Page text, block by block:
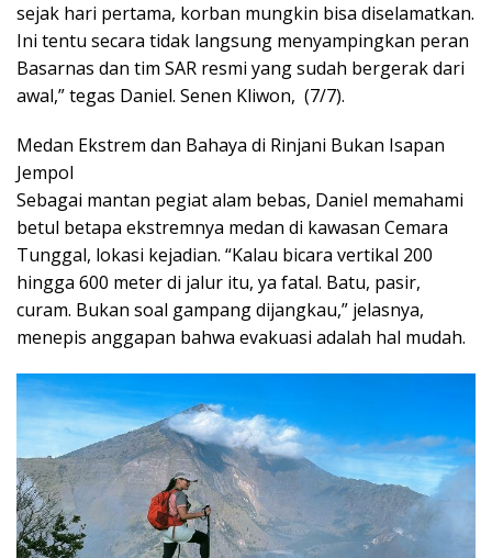
sejak hari pertama, korban mungkin bisa diselamatkan.
Ini tentu secara tidak langsung menyampingkan peran
Basarnas dan tim SAR resmi yang sudah bergerak dari
awal,” tegas Daniel. Senen Kliwon, (7/7).
Medan Ekstrem dan Bahaya di Rinjani Bukan Isapan
Jempol
Sebagai mantan pegiat alam bebas, Daniel memahami
betul betapa ekstremnya medan di kawasan Cemara
Tunggal, lokasi kejadian. “Kalau bicara vertikal 200
hingga 600 meter di jalur itu, ya fatal. Batu, pasir,
curam. Bukan soal gampang dijangkau,” jelasnya,
menepis anggapan bahwa evakuasi adalah hal mudah.